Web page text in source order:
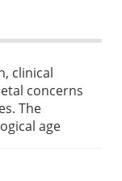
clinical
concerns
The
age